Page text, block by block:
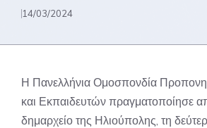
14/03/2024
Η Πανελλήνια Ομοσπονδία
και Εκπαιδευτών πραγματοποίησε
δημαρχείο της Ηλιούπολης, τη